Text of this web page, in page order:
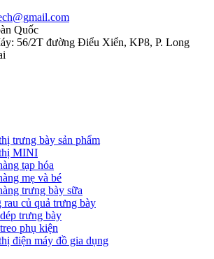
Quốc
56/2T đường Điểu Xiển, KP8, P. Long
trưng bày sản phẩm
MINI
tạp hóa
mẹ và bé
trưng bày sữa
rau củ quả trưng bày
trưng bày
phụ kiện
điện máy đồ gia dụng